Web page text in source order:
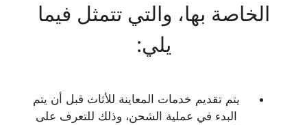
الخاصة بها، والتي تتمثل فيما
يلي:
يتم تقديم خدمات المعاينة للأثاث قبل أن يتم
البدء في عملية الشحن، وذلك للتعرف على